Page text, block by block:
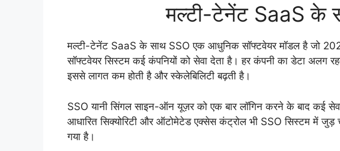
मल्टी-टेनेंट SaaS के
मल्टी-टेनेंट SaaS के साथ SSO एक आधुनिक सॉफ्टवेयर मॉडल है जो
सॉफ्टवेयर सिस्टम कई कंपनियों को सेवा देता है। हर कंपनी का डेटा अलग
इससे लागत कम होती है और स्केलेबिलिटी बढ़ती है।
SSO यानी सिंगल साइन-ऑन यूज़र को एक बार लॉगिन करने के बाद कई
आधारित सिक्योरिटी और ऑटोमेटेड एक्सेस कंट्रोल भी SSO सिस्टम में
गया है।